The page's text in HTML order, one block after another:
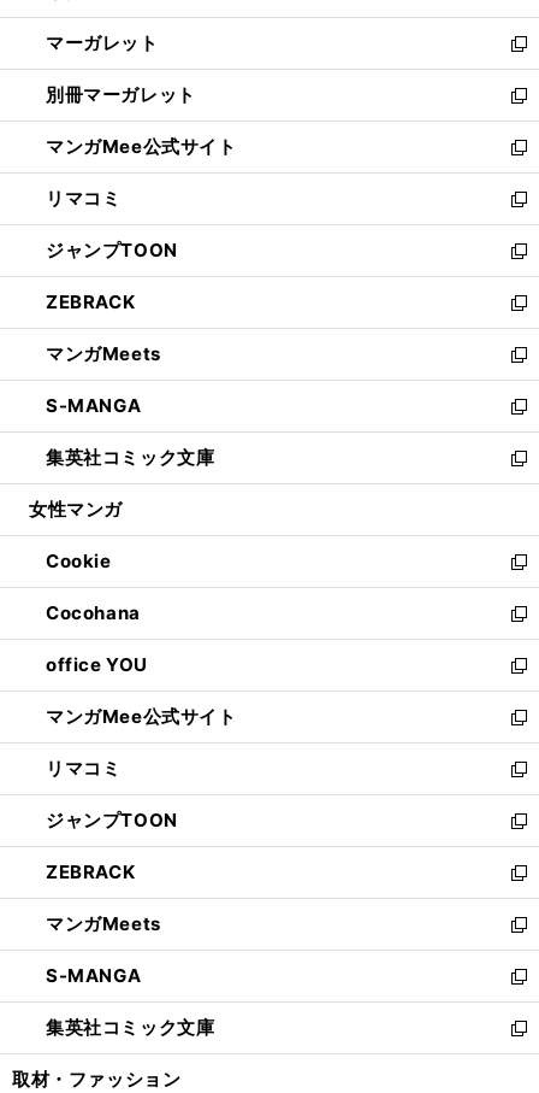
開
く
ウ
で
開
く
ン
ド
ウ
で
開
く
し
い
ウ
ィ
ン
ド
ウ
で
開
く
マーガレット
新
し
い
ウ
ィ
ン
ド
ウ
で
開
く
別冊マーガレット
新
し
い
ウ
ィ
ン
ド
ウ
で
開
く
マンガMee公式サイト
新
し
い
ウ
ィ
ン
ド
ウ
で
開
く
リマコミ
新
し
い
ウ
ィ
ン
ド
ウ
で
開
く
ジャンプTOON
新
し
い
ウ
ィ
ン
ド
ウ
で
開
ZEBRACK
新
し
い
ウ
ィ
ン
ド
ウ
開
く
マンガMeets
新
し
い
ウ
ィ
ン
ウ
で
開
く
S-MANGA
新
し
い
ウ
ン
ド
ウ
で
開
く
集英社コミック文庫
新
し
ウ
ィ
ン
ド
ウ
で
開
く
女性マンガ
Cookie
新
し
い
ウ
ィ
ン
ド
ウ
で
開
く
Cocohana
新
し
い
ウ
ィ
ン
ド
ウ
で
開
く
office YOU
新
し
い
ウ
ィ
ン
ド
ウ
で
開
く
マンガMee公式サイト
新
し
い
ウ
ィ
ン
ド
ウ
で
開
く
リマコミ
新
し
い
ウ
ィ
ン
ド
ウ
で
開
く
ジャンプTOON
新
し
い
ウ
ィ
ン
ド
ウ
で
開
ZEBRACK
新
し
い
ウ
ィ
ン
ド
ウ
マンガMeets
新
し
い
ウ
ィ
ン
S-MANGA
新
し
い
ウ
集英社コミック文庫
新
し
取材・ファッション